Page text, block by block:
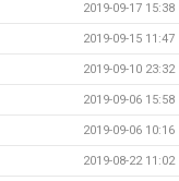
2019-09-17 15:38
2019-09-15 11:47
2019-09-10 23:32
2019-09-06 15:58
2019-09-06 10:16
2019-08-22 11:02